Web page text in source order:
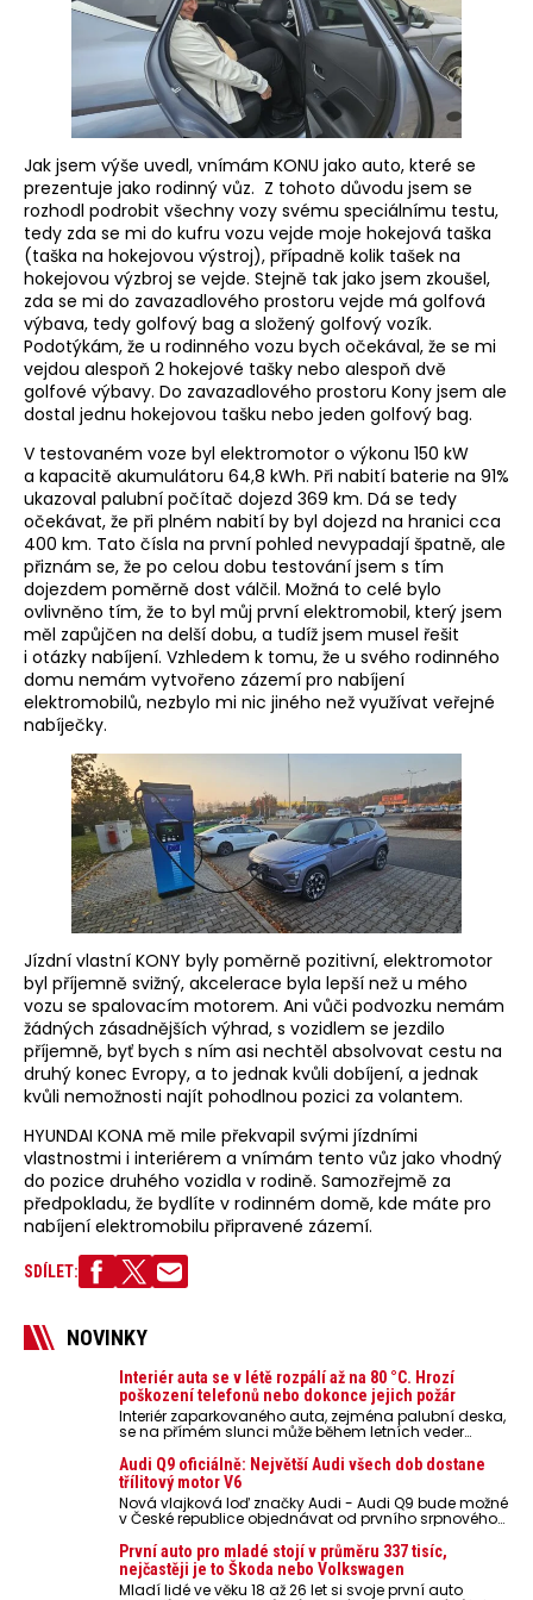
Jak jsem výše uvedl, vnímám KONU jako auto, které se
prezentuje jako rodinný vůz. Z tohoto důvodu jsem se
rozhodl podrobit všechny vozy svému speciálnímu testu,
tedy zda se mi do kufru vozu vejde moje hokejová taška
(taška na hokejovou výstroj), případně kolik tašek na
hokejovou výzbroj se vejde. Stejně tak jako jsem zkoušel,
zda se mi do zavazadlového prostoru vejde má golfová
výbava, tedy golfový bag a složený golfový vozík.
Podotýkám, že u rodinného vozu bych očekával, že se mi
vejdou alespoň 2 hokejové tašky nebo alespoň dvě
golfové výbavy. Do zavazadlového prostoru Kony jsem ale
dostal jednu hokejovou tašku nebo jeden golfový bag.
V testovaném voze byl elektromotor o výkonu 150 kW
a kapacitě akumulátoru 64,8 kWh. Při nabití baterie na 91%
ukazoval palubní počítač dojezd 369 km. Dá se tedy
očekávat, že při plném nabití by byl dojezd na hranici cca
400 km. Tato čísla na první pohled nevypadají špatně, ale
přiznám se, že po celou dobu testování jsem s tím
dojezdem poměrně dost válčil. Možná to celé bylo
ovlivněno tím, že to byl můj první elektromobil, který jsem
měl zapůjčen na delší dobu, a tudíž jsem musel řešit
i otázky nabíjení. Vzhledem k tomu, že u svého rodinného
domu nemám vytvořeno zázemí pro nabíjení
elektromobilů, nezbylo mi nic jiného než využívat veřejné
nabíječky.
Jízdní vlastní KONY byly poměrně pozitivní, elektromotor
byl příjemně svižný, akcelerace byla lepší než u mého
vozu se spalovacím motorem. Ani vůči podvozku nemám
žádných zásadnějších výhrad, s vozidlem se jezdilo
příjemně, byť bych s ním asi nechtěl absolvovat cestu na
druhý konec Evropy, a to jednak kvůli dobíjení, a jednak
kvůli nemožnosti najít pohodlnou pozici za volantem.
HYUNDAI KONA mě mile překvapil svými jízdními
vlastnostmi i interiérem a vnímám tento vůz jako vhodný
do pozice druhého vozidla v rodině. Samozřejmě za
předpokladu, že bydlíte v rodinném domě, kde máte pro
nabíjení elektromobilu připravené zázemí.
SDÍLET:
NOVINKY
Interiér auta se v létě rozpálí až na 80 °C. Hrozí
poškození telefonů nebo dokonce jejich požár
Interiér zaparkovaného auta, zejména palubní deska,
se na přímém slunci může během letních veder
nebezpečí pro odložené mobilní telefony, powerbanky
nebo notebooky. Můžou urychlit stárnutí baterií,
poškodit elektroniku a ve výjimečných případech i
zvýšit riziko požáru.
Audi Q9 oficiálně: Největší Audi všech dob dostane
třílitový motor V6
Nová vlajková loď značky Audi - Audi Q9 bude možné
v České republice objednávat od prvního srpnového
První auto pro mladé stojí v průměru 337 tisíc,
nejčastěji je to Škoda nebo Volkswagen
Mladí lidé ve věku 18 až 26 let si svoje první auto